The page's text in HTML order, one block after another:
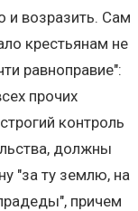
и возразить. Сам
крестьянам не
равноправие":
прочих
контроль
должны
"за ту землю, на
причем